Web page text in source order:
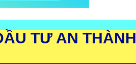
TƯ AN THÀNH